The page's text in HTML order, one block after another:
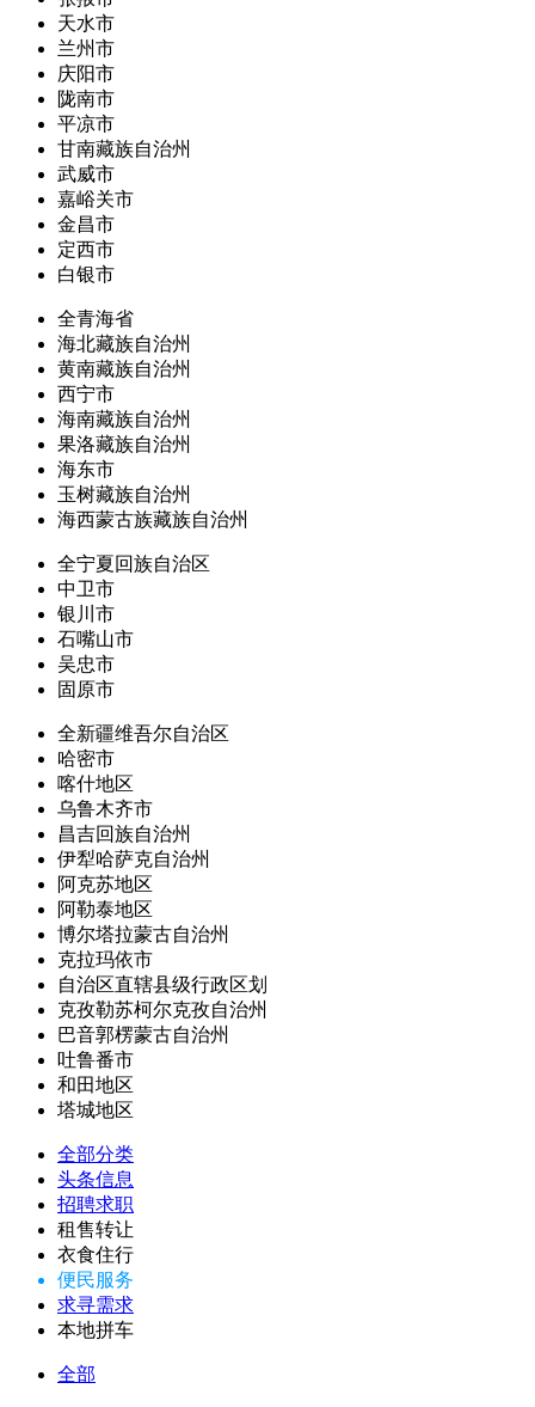
天水市
兰州市
庆阳市
陇南市
平凉市
甘南藏族自治州
武威市
嘉峪关市
金昌市
定西市
白银市
全青海省
海北藏族自治州
黄南藏族自治州
西宁市
海南藏族自治州
果洛藏族自治州
海东市
玉树藏族自治州
海西蒙古族藏族自治州
全宁夏回族自治区
中卫市
银川市
石嘴山市
吴忠市
固原市
全新疆维吾尔自治区
哈密市
喀什地区
乌鲁木齐市
昌吉回族自治州
伊犁哈萨克自治州
阿克苏地区
阿勒泰地区
博尔塔拉蒙古自治州
克拉玛依市
自治区直辖县级行政区划
克孜勒苏柯尔克孜自治州
巴音郭楞蒙古自治州
吐鲁番市
和田地区
塔城地区
全部分类
头条信息
招聘求职
租售转让
衣食住行
便民服务
求寻需求
本地拼车
全部